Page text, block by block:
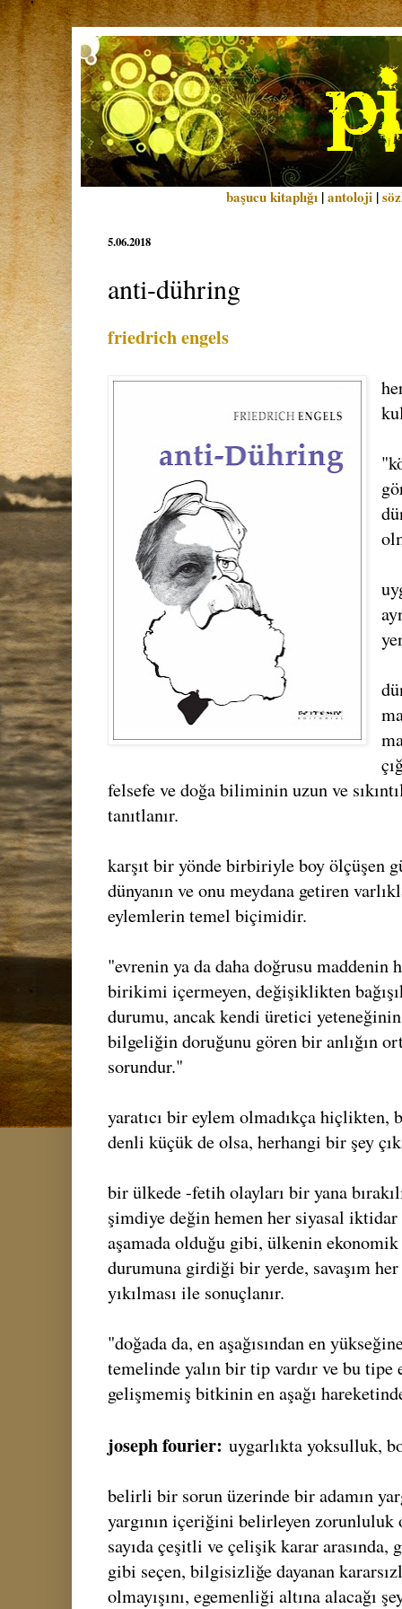
başucu kitaplığı |antoloji |
5.06.2018
anti-dühring
friedrich engels
felsefe ve doğa biliminin uzun ve
tanıtlanır.
karşıt bir yönde birbiriyle boy ölçüşen
dünyanın ve onu meydana getiren
eylemlerin temel biçimidir.
"evrenin ya da daha doğrusu
birikimi içermeyen, değişiklikten
durumu, ancak kendi üretici
bilgeliğin doruğunu gören bir anlığın
sorundur."
yaratıcı bir eylem olmadıkça
denli küçük de olsa, herhangi bir şey
bir ülkede -fetih olayları bir yana
şimdiye değin hemen her siyasal
aşamada olduğu gibi, ülkenin
durumuna girdiği bir yerde, savaşım
yıkılması ile sonuçlanır.
"doğada da, en aşağısından en
temelinde yalın bir tip vardır ve bu
gelişmemiş bitkinin en aşağı
joseph fourier: uygarlıkta yoksulluk,
belirli bir sorun üzerinde bir adamın
yargının içeriğini belirleyen
sayıda çeşitli ve çelişik karar arasında,
gibi seçen, bilgisizliğe dayanan
olmayışını, egemenliği altına alacağı